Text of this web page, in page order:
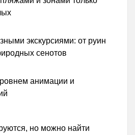
экскурсиями: от руин
сенотов
анимации и
но можно найти